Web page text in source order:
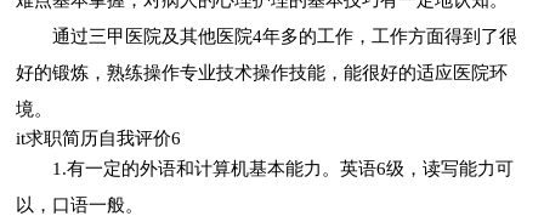
通过三甲医院及其他医院4年多的工作，工作方面得到了很
好的锻炼，熟练操作专业技术操作技能，能很好的适应医院环
境。
it求职简历自我评价6
1.有一定的外语和计算机基本能力。英语6级，读写能力可
以，口语一般。